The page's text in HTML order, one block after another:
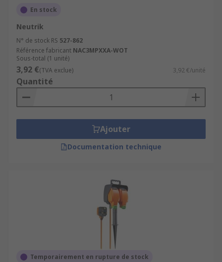
En stock
Neutrik
N° de stock RS 527-862
Référence fabricant NAC3MPXXA-WOT
Sous-total (1 unité)
3,92 €(TVA exclue) 3,92 €/unité
Quantité
Ajouter
Documentation technique
Temporairement en rupture de stock